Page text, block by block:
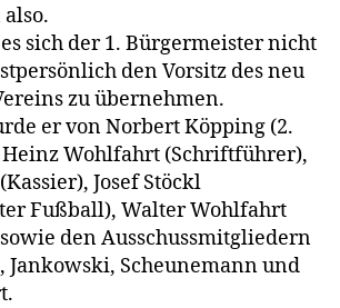
sich der 1. Bürgermeister nicht
den Vorsitz des neu
zu übernehmen.
er von Norbert Köpping (2.
Wohlfahrt (Schriftführer),
Josef Stöckl
Fußball), Walter Wohlfahrt
den Ausschussmitgliedern
Jankowski, Scheunemann und